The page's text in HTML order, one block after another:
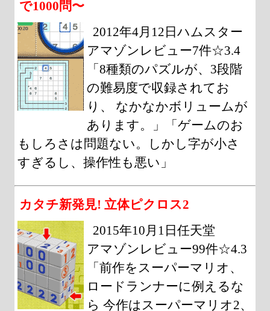
で1000問〜
2012年4月12日ハムスター
アマゾンレビュー7件☆3.4
「8種類のパズルが、3段階
の難易度で収録されてお
り、 なかなかボリュームが
あります。」「ゲームのお
もしろさは問題ない。しかし字が小さ
すぎるし、操作性も悪い」
カタチ新発見! 立体ピクロス2
2015年10月1日任天堂
アマゾンレビュー99件☆4.3
「前作をスーパーマリオ、
ロードランナーに例えるな
ら 今作はスーパーマリオ2、